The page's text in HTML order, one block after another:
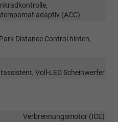
adaptiv (ACC)
Distance Control hinten,
Voll-LED Scheinwerfer
Verbrennungsmotor (ICE)